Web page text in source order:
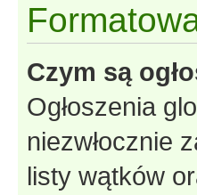
Czym są
Ogłoszenia
niezwłocznie
listy wątków